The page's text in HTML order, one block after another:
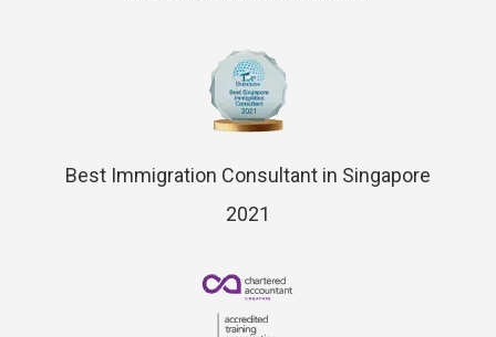
Best Immigration Consultant in Singapore
2021